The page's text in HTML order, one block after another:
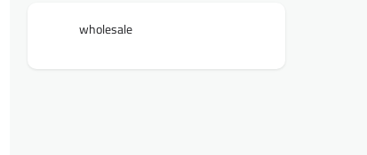
wholesale